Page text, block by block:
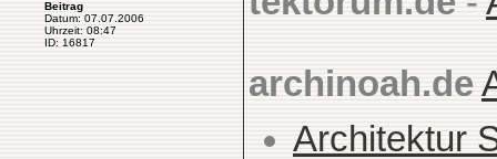
Beitrag
Datum: 07.07.2006
Uhrzeit: 08:47
ID: 16817
archinoah.de
Architektur